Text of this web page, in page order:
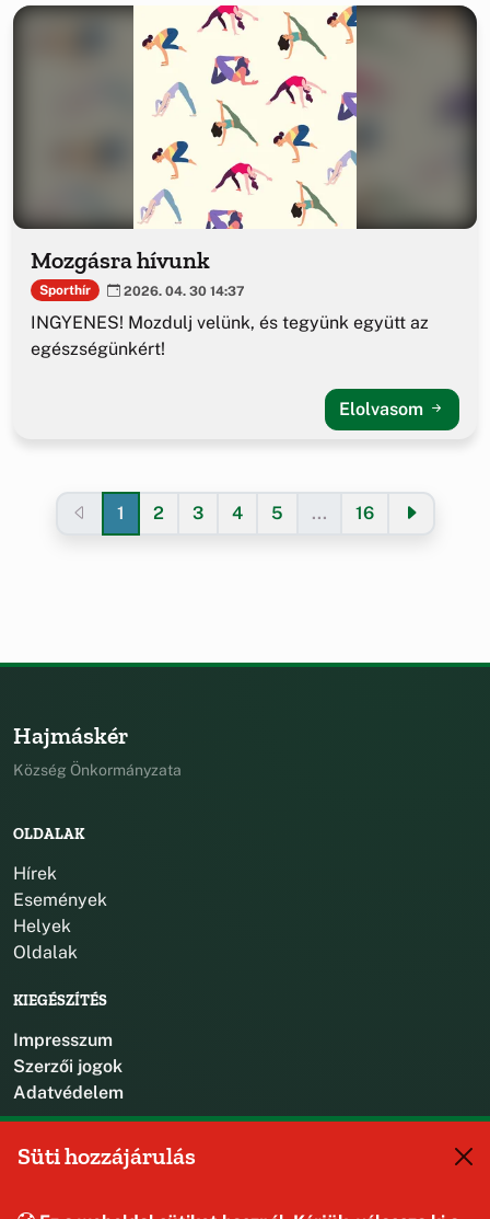
Mozgásra hívunk
Sporthír 2026. 04. 30 14:37
INGYENES! Mozdulj velünk, és tegyünk együtt az
egészségünkért!
Elolvasom
1 2 3 4 5 ... 16
Hajmáskér
Község Önkormányzata
OLDALAK
Hírek
Események
Helyek
Oldalak
KIEGÉSZÍTÉS
Impresszum
Szerzői jogok
Adatvédelem
Süti hozzájárulás